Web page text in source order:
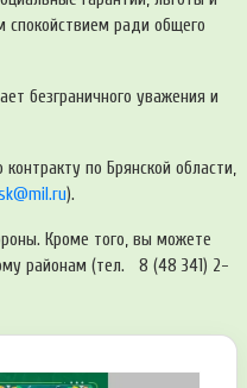
спокойствием ради общего
безграничного уважения и
по Брянской области,
).
Кроме того, вы можете
районам (тел. 8 (48 341) 2-